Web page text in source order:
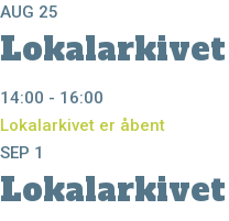
AUG 25
14:00 - 16:00
Lokalarkivet er åbent
SEP 1